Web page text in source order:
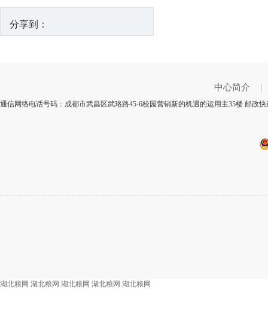
分享到：
中心简介
通信网络电话号码：成都市武昌区武珞路45-6校园营销新的机遇的运用主35楼 邮政
湖北粮网 湖北粮网 湖北粮网 湖北粮网 湖北粮网